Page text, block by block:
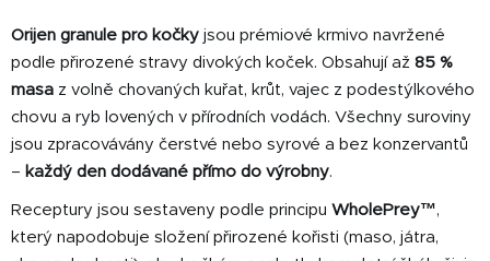
a
c
í
p
r
v
k
v
ý
Orijen granule pro kočky jsou prémiové krmivo navržené
podle přirozené stravy divokých koček. Obsahují až 85 %
masa z volně chovaných kuřat, krůt, vajec z podestýlkového
chovu a ryb lovených v přírodních vodách. Všechny suroviny
jsou zpracovávány čerstvé nebo syrové a bez konzervantů
– každý den dodávané přímo do výrobny.
Receptury jsou sestaveny podle principu WholePrey™,
který napodobuje složení přirozené kořisti (maso, játra,